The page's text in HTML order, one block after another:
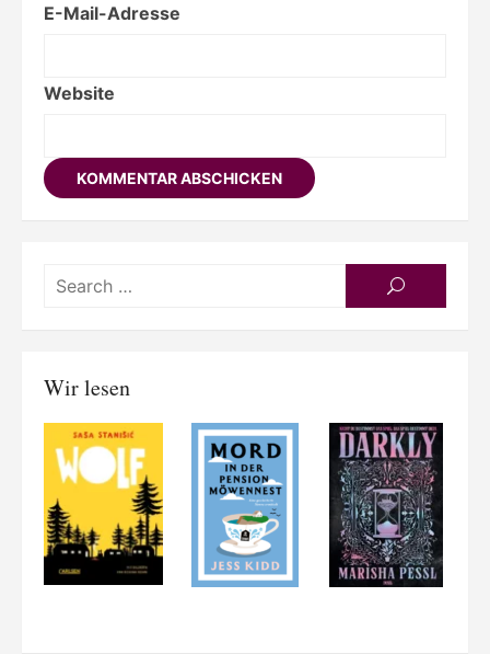
E-Mail-Adresse
Website
SEARCH
Wir lesen